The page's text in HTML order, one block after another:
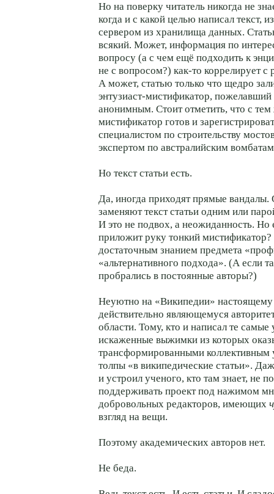
Но на поверку читатель никогда не
когда и с какой целью написал текст,
сервером из хранилища данных.
всякий. Может, информация по
вопросу (а с чем ещё подходить к
не с вопросом?) как-то коррелирует с
А может, статью только что щедро
энтузиаст-мистификатор, пожелавший
анонимным. Стоит отметить, что с
мистификатор готов и
специалистом по строительству
экспертом по австралийским
Но текст статьи есть.
Да, иногда приходят прямые вандалы.
заменяют текст статьи одним или
И это не подвох, а неожиданность. Но
приложит руку тонкий
достаточным знанием предмета
«альтернативного подхода». (А если
пробрались в постоянные авторы?)
Неуютно на «Википедии» настоящему
действительно являющемуся
области. Тому, кто и написал те самые
искаженные выжимки из которых
трансформированными
толпы «в википедические статьи».
и устроил ученого, кто там знает, не
поддерживать проект под нажимом
добровольных редакторов, имеющих
взгляд на вещи.
Поэтому академических авторов нет.
Не беда.